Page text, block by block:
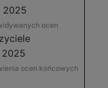
2025
ocen
2025
ocen końcowych